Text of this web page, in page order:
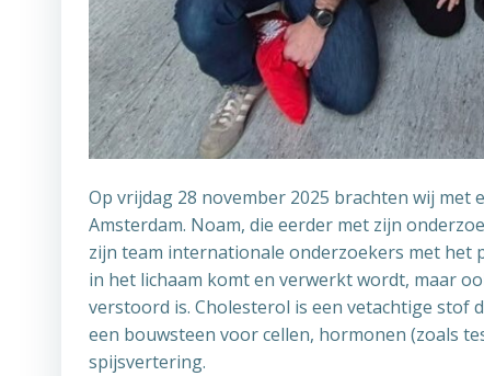
Op vrijdag 28 november 2025 brachten wij met
Amsterdam. Noam, die eerder met zijn
zijn team internationale onderzoekers met het
in het lichaam komt en verwerkt wordt, maar
verstoord is. Cholesterol is een vetachtige stof
een bouwsteen voor cellen, hormonen (zoals
spijsvertering.